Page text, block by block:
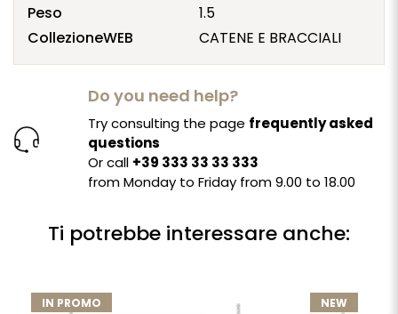
Peso
1.5
CollezioneWEB
CATENE E BRACCIALI
Do you need help?
Try consulting the page frequently asked
questions
Or call +39 333 33 33 333
from Monday to Friday from 9.00 to 18.00
Ti potrebbe interessare anche:
IN PROMO
NEW